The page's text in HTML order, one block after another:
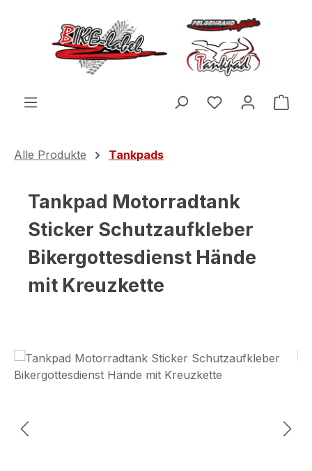
Zum Hauptinhalt springen
Du hast 0
Alle Produkte Tankpads
Tankpad Motorradtank
Sticker Schutzaufkleber
Bikergottesdienst Hände
mit Kreuzkette
Bildergalerie überspringen